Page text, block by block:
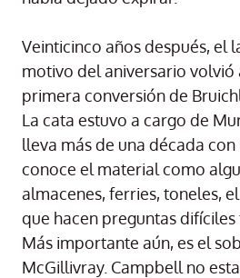
Veinticinco años después, el
motivo del aniversario volvió
primera conversión de
La cata estuvo a cargo de
lleva más de una década
conoce el material como
almacenes, ferries, toneles,
que hacen preguntas
Más importante aún, es el
McGillivray. Campbell no